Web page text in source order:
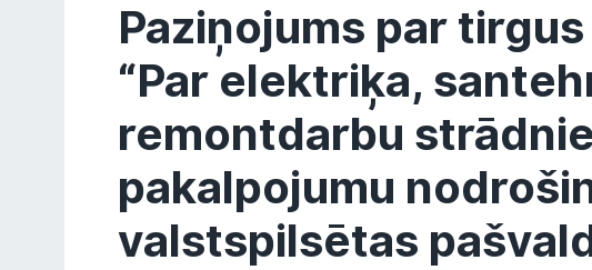
Paziņojums par
“Par elektriķa,
remontdarbu
pakalpojumu
valstspilsētas